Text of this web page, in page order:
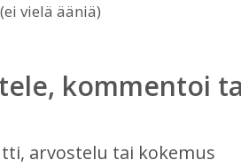
(ei vielä ääniä)
kommentoi
arvostelu tai kokemus